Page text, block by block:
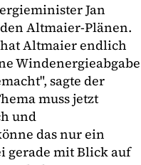
Jan
Altmaier-Plänen.
Altmaier endlich
Windenergieabgabe
sagte der
muss jetzt
und
das nur ein
gerade mit Blick auf